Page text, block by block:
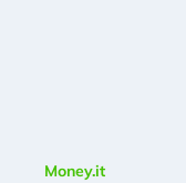
Money.it